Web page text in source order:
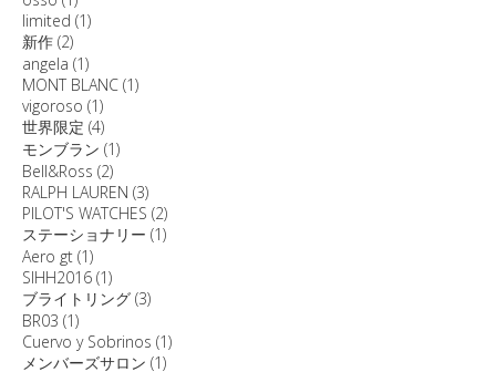
limited (1)
新作 (2)
angela (1)
MONT BLANC (1)
vigoroso (1)
世界限定 (4)
モンブラン (1)
Bell&Ross (2)
RALPH LAUREN (3)
PILOT'S WATCHES (2)
ステーショナリー (1)
Aero gt (1)
SIHH2016 (1)
ブライトリング (3)
BR03 (1)
Cuervo y Sobrinos (1)
メンバーズサロン (1)